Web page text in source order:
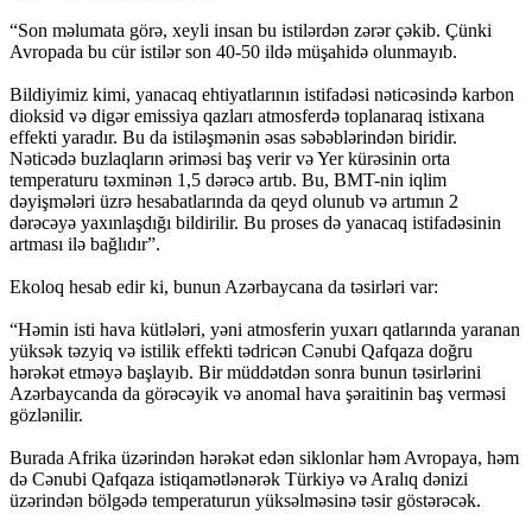
“Son məlumata görə, xeyli insan bu istilərdən zərər çəkib. Çünki
Avropada bu cür istilər son 40-50 ildə müşahidə olunmayıb.
Bildiyimiz kimi, yanacaq ehtiyatlarının istifadəsi nəticəsində karbon
dioksid və digər emissiya qazları atmosferdə toplanaraq istixana
effekti yaradır. Bu da istiləşmənin əsas səbəblərindən biridir.
Nəticədə buzlaqların əriməsi baş verir və Yer kürəsinin orta
temperaturu təxminən 1,5 dərəcə artıb. Bu, BMT-nin iqlim
dəyişmələri üzrə hesabatlarında da qeyd olunub və artımın 2
dərəcəyə yaxınlaşdığı bildirilir. Bu proses də yanacaq istifadəsinin
artması ilə bağlıdır”.
Ekoloq hesab edir ki, bunun Azərbaycana da təsirləri var:
“Həmin isti hava kütlələri, yəni atmosferin yuxarı qatlarında yaranan
yüksək təzyiq və istilik effekti tədricən Cənubi Qafqaza doğru
hərəkət etməyə başlayıb. Bir müddətdən sonra bunun təsirlərini
Azərbaycanda da görəcəyik və anomal hava şəraitinin baş verməsi
gözlənilir.
Burada Afrika üzərindən hərəkət edən siklonlar həm Avropaya, həm
də Cənubi Qafqaza istiqamətlənərək Türkiyə və Aralıq dənizi
üzərindən bölgədə temperaturun yüksəlməsinə təsir göstərəcək.